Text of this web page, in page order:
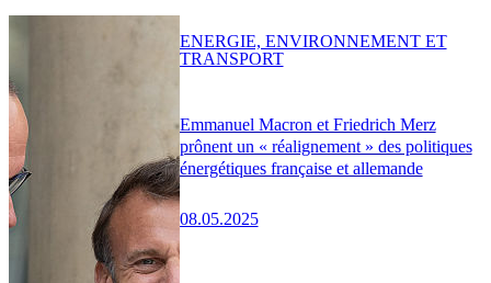
Emmanuel Macron et Friedrich Merz
prônent un « réalignement » des politiques
énergétiques française et allemande
08.05.2025
ENERGIE, ENVIRONNEMENT ET
TRANSPORT